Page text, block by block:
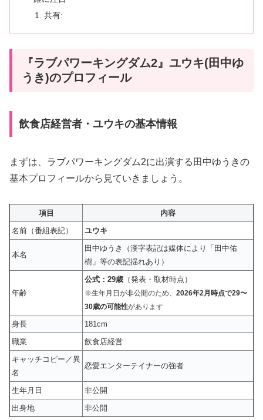
共有:
『ラブパワーキングダム2』ユウキ(田中ゆ
うき)のプロフィール
飲食店経営者・ユウキの基本情報
まずは、ラブパワーキングダム2に出演する田中ゆうきの
基本プロフィールから見ていきましょう。
項目
内容
名前（番組表記）
ユウキ
本名
田中ゆうき（漢字表記は媒体により「田中佑
樹」等の表記揺れあり）
年齢
公式：29歳 （発表・取材時点）
※生年月日が非公開のため、 2026年2月時点で29〜
30歳の可能性があります
身長
181cm
職業
飲食店経営
キャッチコピー／異
名
恋愛エンターテイナーの強者
生年月日
非公開
出身地
非公開